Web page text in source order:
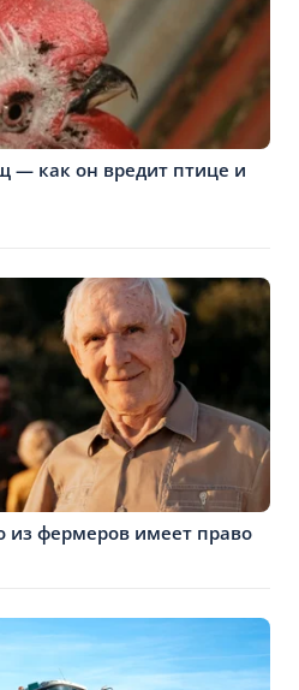
— как он вредит птице и
из фермеров имеет право